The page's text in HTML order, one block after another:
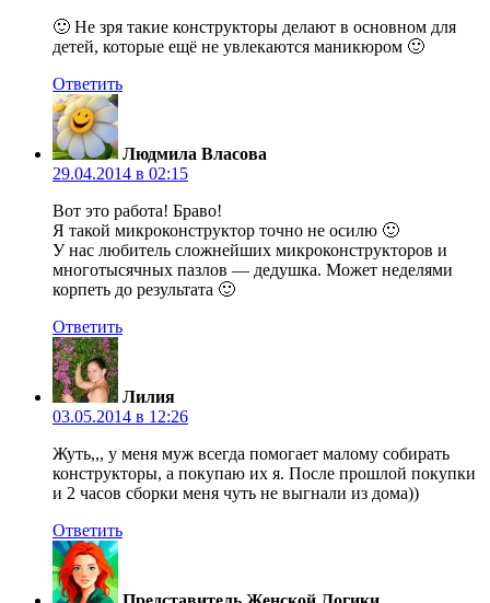
🙂 Не зря такие конструкторы делают в основном для
детей, которые ещё не увлекаются маникюром 🙂
Ответить
Людмила Власова
29.04.2014 в 02:15
Вот это работа! Браво!
Я такой микроконструктор точно не осилю 🙂
У нас любитель сложнейших микроконструкторов и
многотысячных пазлов — дедушка. Может неделями
корпеть до результата 🙂
Ответить
Лилия
03.05.2014 в 12:26
Жуть,,, у меня муж всегда помогает малому собирать
конструкторы, а покупаю их я. После прошлой покупки
и 2 часов сборки меня чуть не выгнали из дома))
Ответить